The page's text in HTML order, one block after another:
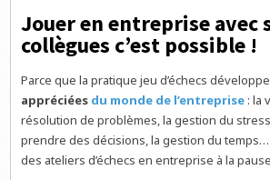
Jouer en entreprise avec
collègues c’est possible !
Parce que la pratique jeu d’échecs développe
appréciées du monde de l’entreprise : la
résolution de problèmes, la gestion du
prendre des décisions, la gestion du
des ateliers d’échecs en entreprise à la